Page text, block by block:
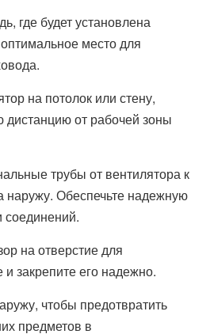
где будет установлена
место для
на потолок или стену,
от рабочей зоны
трубы от вентилятора к
наружу. Обеспечьте надежную
на отверстие для
закрепите его надежно.
чтобы предотвратить
предметов в